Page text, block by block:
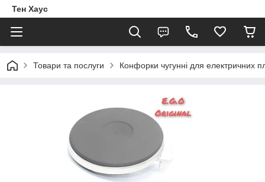
Тен Хаус
Товари та послуги Конфорки чугунні для електричних